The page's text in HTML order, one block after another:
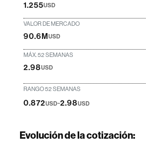
1.255USD
VALOR DE MERCADO
90.6MUSD
MÁX. 52 SEMANAS
2.98USD
RANGO 52 SEMANAS
0.872USD-2.98USD
Evolución de la cotización: